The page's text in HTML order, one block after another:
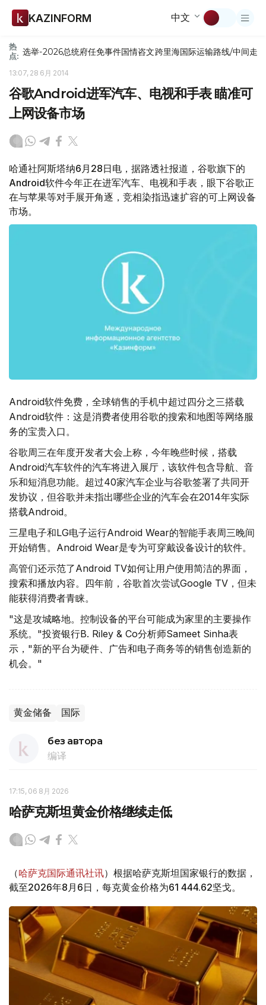
KAZINFORM 中文
热
点: 选举-2026总统府任免事件国情咨文跨里海国际运输路线/中间走廊
13:07, 28 6月 2014
谷歌Android进军汽车、电视和手表 瞄准可
上网设备市场
哈通社阿斯塔纳6月28日电，据路透社报道，谷歌旗下的
Android软件今年正在进军汽车、电视和手表，眼下谷歌正
在与苹果等对手展开角逐，竞相染指迅速扩容的可上网设备
市场。
Android软件免费，全球销售的手机中超过四分之三搭载
Android软件：这是消费者使用谷歌的搜索和地图等网络服
务的宝贵入口。
谷歌周三在年度开发者大会上称，今年晚些时候，搭载
Android汽车软件的汽车将进入展厅，该软件包含导航、音
乐和短消息功能。超过40家汽车企业与谷歌签署了共同开
发协议，但谷歌并未指出哪些企业的汽车会在2014年实际
搭载Android。
三星电子和LG电子运行Android Wear的智能手表周三晚间
开始销售。Android Wear是专为可穿戴设备设计的软件。
高管们还示范了Android TV如何让用户使用简洁的界面，
搜索和播放内容。四年前，谷歌首次尝试Google TV，但未
能获得消费者青睐。
"这是攻城略地。控制设备的平台可能成为家里的主要操作
系统。"投资银行B. Riley & Co分析师Sameet Sinha表
示，"新的平台为硬件、广告和电子商务等的销售创造新的
机会。"
黄金储备 国际
без автора
编译
17:15, 06 8月 2026
哈萨克斯坦黄金价格继续走低
（哈萨克国际通讯社讯）根据哈萨克斯坦国家银行的数据，
截至2026年8月6日，每克黄金价格为61 444.62坚戈。